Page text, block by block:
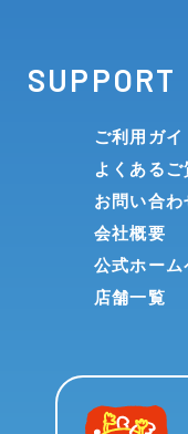
SUPPORT
ご利用ガイ
よくあるご
お問い合わ
会社概要
公式ホーム
店舗一覧